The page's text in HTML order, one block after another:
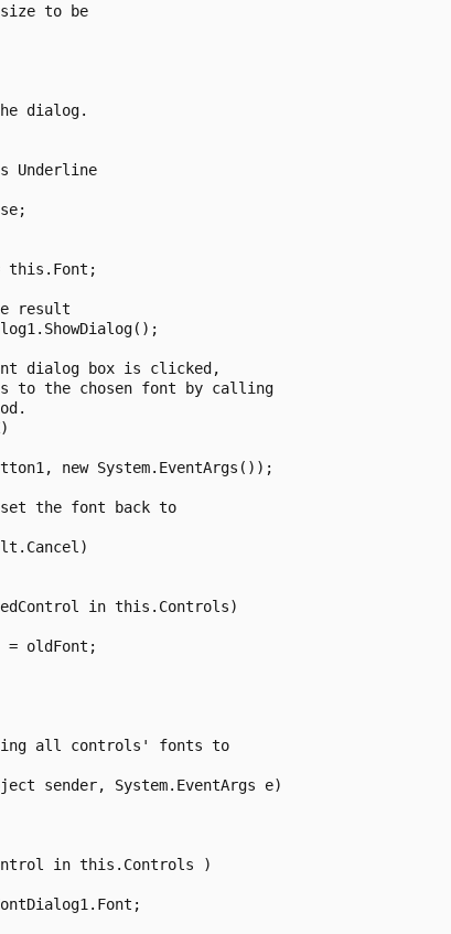
to be
dialog.
Underline
this.Font;
result
dialog box is clicked,
to the chosen font by calling
new System.EventArgs());
the font back to
in this.Controls)
= oldFont;
all controls' fonts to
sender, System.EventArgs e)
in this.Controls )